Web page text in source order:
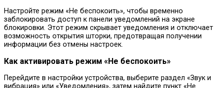
Настройте режим «Не беспокоить», чтобы временно
заблокировать доступ к панели уведомлений на экране
блокировки. Этот режим скрывает уведомления и отключает
возможность открытия шторки, предотвращая получении
информации без отмены настроек.
Как активировать режим «Не беспокоить»
Перейдите в настройки устройства, выберите раздел «Звук и